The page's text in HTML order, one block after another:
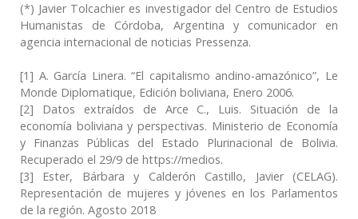
(*) Javier Tolcachier es investigador del Centro de Estudios
Humanistas de Córdoba, Argentina y comunicador en
agencia internacional de noticias Pressenza.
[1] A. García Linera. “El capitalismo andino-amazónico”, Le
Monde Diplomatique, Edición boliviana, Enero 2006.
[2] Datos extraídos de Arce C., Luis. Situación de la
economía boliviana y perspectivas. Ministerio de Economía
y Finanzas Públicas del Estado Plurinacional de Bolivia.
Recuperado el 29/9 de https://medios.
[3] Ester, Bárbara y Calderón Castillo, Javier (CELAG).
Representación de mujeres y jóvenes en los Parlamentos
de la región. Agosto 2018